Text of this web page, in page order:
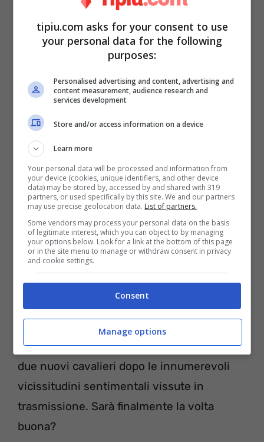
Per la 72enne dama torinese scenderà un
nuovo cavaliere che però deciderà di non
tenere, preferendo la continuazione della
conoscenza con Leonardo, uomo di cui
sembra essere molto presa nonostante le
sembrano credere in questo amore.
Anche per Ida Platano si presenteranno
due nuovi cavalieri dopo le innumerevoli
vicissitudini sentimentali vissute in
trasmissione. Sarà finalmente la volta
buona?
tipiu.com asks for your consent to use
your personal data for the following
purposes:
Personalised advertising and content, advertising and
content measurement, audience research and
services development
Store and/or access information on a device
Learn more
Your personal data will be processed and information from
your device (cookies, unique identifiers, and other device
data) may be stored by, accessed by and shared with 319
partners, or used specifically by this site. We and our partners
may use precise geolocation data. List of partners.
Some vendors may process your personal data on the basis
of legitimate interest, which you can object to by managing
your options below. Look for a link at the bottom of this page
or in the site menu to manage or withdraw consent in privacy
and cookie settings.
Consent
Manage options